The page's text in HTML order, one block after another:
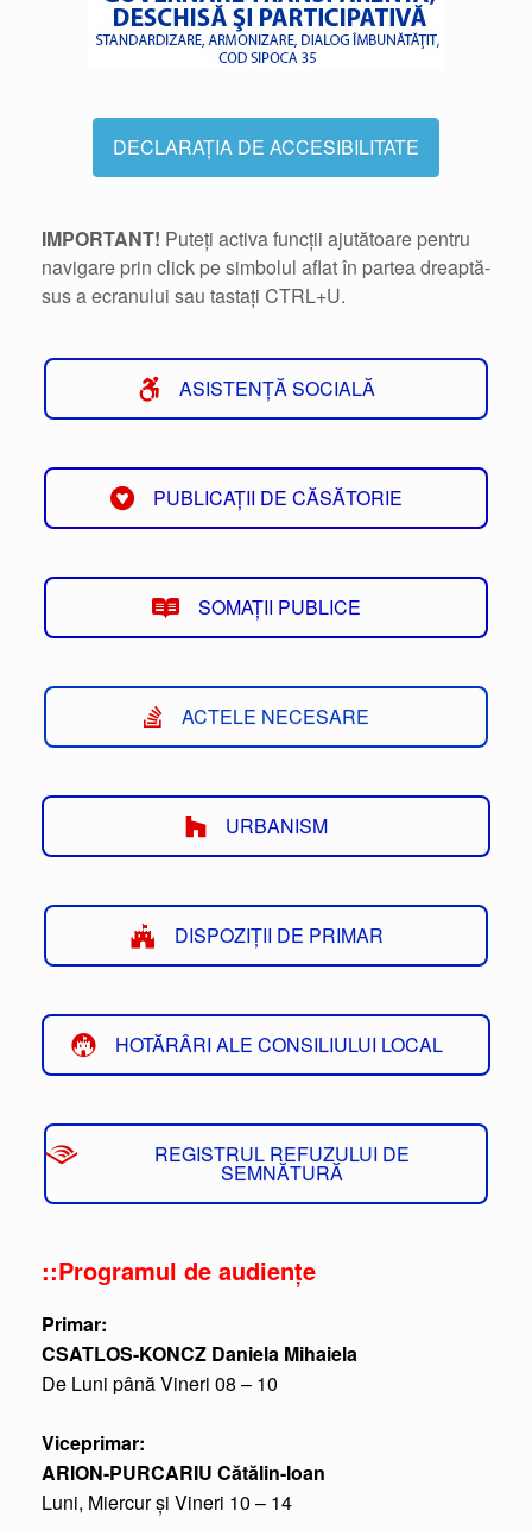
DECLARAȚIA DE ACCESIBILITATE
IMPORTANT! Puteți activa funcții ajutătoare pentru
navigare prin click pe simbolul aflat în partea dreaptă-
sus a ecranului sau tastați CTRL+U.
ASISTENȚĂ SOCIALĂ
PUBLICAȚII DE CĂSĂTORIE
SOMAȚII PUBLICE
ACTELE NECESARE
URBANISM
DISPOZIȚII DE PRIMAR
HOTĂRÂRI ALE CONSILIULUI LOCAL
REGISTRUL REFUZULUI DE
SEMNĂTURĂ
::Programul de audiențe
Primar:
CSATLOS-KONCZ Daniela Mihaiela
De Luni până Vineri 08 – 10
Viceprimar:
ARION-PURCARIU Cătălin-Ioan
Luni, Miercur și Vineri 10 – 14